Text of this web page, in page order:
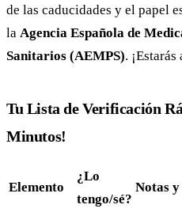
de las caducidades y el papel
la Agencia Española de
Sanitarios (AEMPS).
Tu Lista de Verificación
Minutos!
Elemento
¿Lo
tengo/sé?
Notas